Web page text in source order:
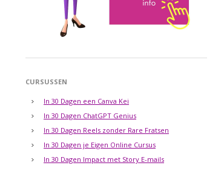
CURSUSSEN
In 30 Dagen een Canva Kei
In 30 Dagen ChatGPT Genius
In 30 Dagen Reels zonder Rare Fratsen
In 30 Dagen je Eigen Online Cursus
In 30 Dagen Impact met Story E-mails